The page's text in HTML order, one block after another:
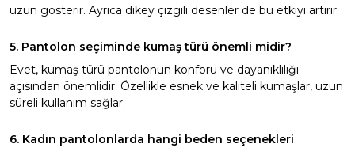
uzun gösterir. Ayrıca dikey çizgili desenler de bu etkiyi artırır.
5. Pantolon seçiminde kumaş türü önemli midir?
Evet, kumaş türü pantolonun konforu ve dayanıklılığı
açısından önemlidir. Özellikle esnek ve kaliteli kumaşlar, uzun
süreli kullanım sağlar.
6. Kadın pantolonlarda hangi beden seçenekleri